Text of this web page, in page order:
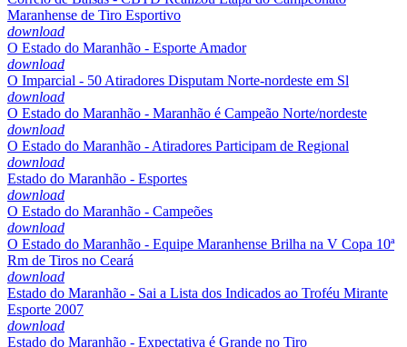
Maranhense de Tiro Esportivo
download
O Estado do Maranhão - Esporte Amador
download
O Imparcial - 50 Atiradores Disputam Norte-nordeste em Sl
download
O Estado do Maranhão - Maranhão é Campeão Norte/nordeste
download
O Estado do Maranhão - Atiradores Participam de Regional
download
Estado do Maranhão - Esportes
download
O Estado do Maranhão - Campeões
download
O Estado do Maranhão - Equipe Maranhense Brilha na V Copa 10ª
Rm de Tiros no Ceará
download
Estado do Maranhão - Sai a Lista dos Indicados ao Troféu Mirante
Esporte 2007
download
Estado do Maranhão - Expectativa é Grande no Tiro